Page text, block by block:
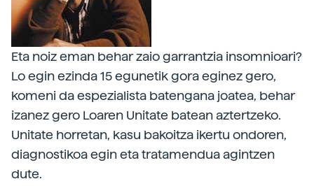
Eta noiz eman behar zaio garrantzia insomnioari?
Lo egin ezinda 15 egunetik gora eginez gero,
komeni da espezialista batengana joatea, behar
izanez gero Loaren Unitate batean aztertzeko.
Unitate horretan, kasu bakoitza ikertu ondoren,
diagnostikoa egin eta tratamendua agintzen
dute.